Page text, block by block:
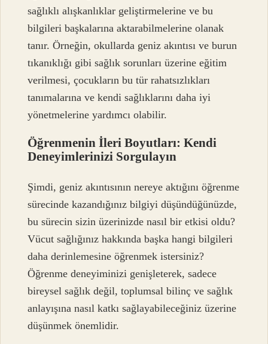
sağlıklı alışkanlıklar geliştirmelerine ve bu
bilgileri başkalarına aktarabilmelerine olanak
tanır. Örneğin, okullarda geniz akıntısı ve burun
tıkanıklığı gibi sağlık sorunları üzerine eğitim
verilmesi, çocukların bu tür rahatsızlıkları
tanımalarına ve kendi sağlıklarını daha iyi
yönetmelerine yardımcı olabilir.
Öğrenmenin İleri Boyutları: Kendi
Deneyimlerinizi Sorgulayın
Şimdi, geniz akıntısının nereye aktığını öğrenme
sürecinde kazandığınız bilgiyi düşündüğünüzde,
bu sürecin sizin üzerinizde nasıl bir etkisi oldu?
Vücut sağlığınız hakkında başka hangi bilgileri
daha derinlemesine öğrenmek istersiniz?
Öğrenme deneyiminizi genişleterek, sadece
bireysel sağlık değil, toplumsal bilinç ve sağlık
anlayışına nasıl katkı sağlayabileceğiniz üzerine
düşünmek önemlidir.